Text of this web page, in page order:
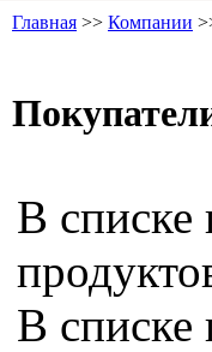
Главная >> Компании
В списке
В списке